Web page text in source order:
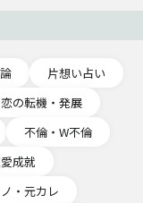
片想い占い
恋の転機・発展
不倫・W不倫
成就
・元カレ